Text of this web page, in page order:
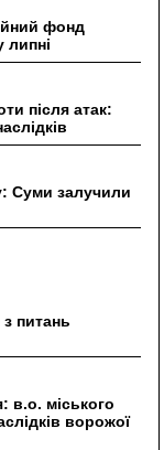
фонд
після атак:
Суми залучили
питань
в.о. міського
ворожої